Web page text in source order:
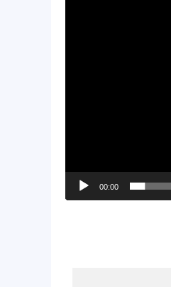
00:00